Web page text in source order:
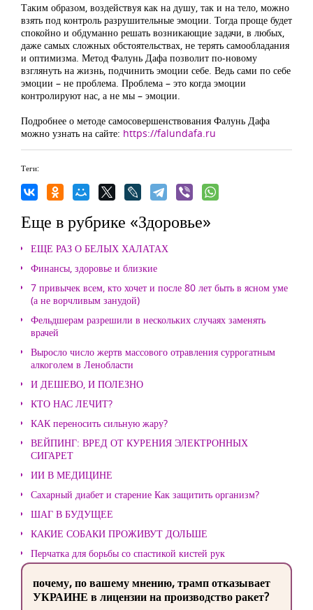
Таким образом, воздействуя как на душу, так и на тело, можно
взять под контроль разрушительные эмоции. Тогда проще будет
спокойно и обдуманно решать возникающие задачи, в любых,
даже самых сложных обстоятельствах, не терять самообладания
и оптимизма. Метод Фалунь Дафа позволит по-новому
взглянуть на жизнь, подчинить эмоции себе. Ведь сами по себе
эмоции – не проблема. Проблема – это когда эмоции
контролируют нас, а не мы – эмоции.
Подробнее о методе самосовершенствования Фалунь Дафа
можно узнать на сайте: https://falundafa.ru
Теги:
Еще в рубрике «Здоровье»
ЕЩЕ РАЗ О БЕЛЫХ ХАЛАТАХ
Финансы, здоровье и близкие
7 привычек всем, кто хочет и после 80 лет быть в ясном уме
(а не ворчливым занудой)
Фельдшерам разрешили в нескольких случаях заменять
врачей
Выросло число жертв массового отравления суррогатным
алкоголем в Ленобласти
И ДЕШЕВО, И ПОЛЕЗНО
КТО НАС ЛЕЧИТ?
КАК переносить сильную жару?
ВЕЙПИНГ: ВРЕД ОТ КУРЕНИЯ ЭЛЕКТРОННЫХ
СИГАРЕТ
ИИ В МЕДИЦИНЕ
Сахарный диабет и старение Как защитить организм?
ШАГ В БУДУЩЕЕ
КАКИЕ СОБАКИ ПРОЖИВУТ ДОЛЬШЕ
Перчатка для борьбы со спастикой кистей рук
почему, по вашему мнению, трамп отказывает
УКРАИНЕ в лицензии на производство ракет?